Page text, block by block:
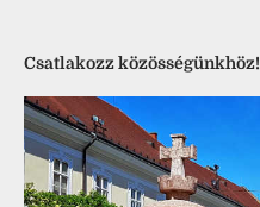
Csatlakozz közösségünkhöz!